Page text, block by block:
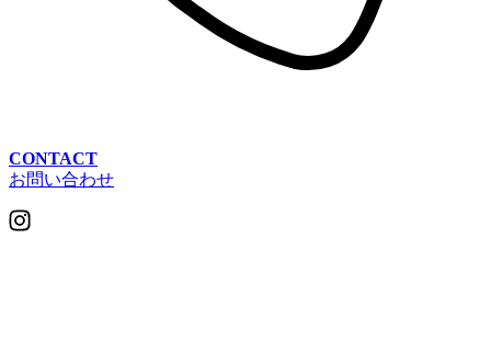
CONTACT
お問い合わせ